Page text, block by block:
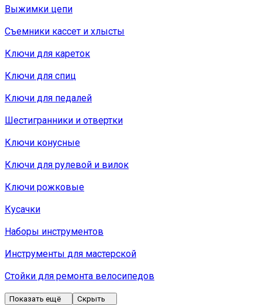
Выжимки цепи
Съемники кассет и хлысты
Ключи для кареток
Ключи для спиц
Ключи для педалей
Шестигранники и отвертки
Ключи конусные
Ключи для рулевой и вилок
Ключи рожковые
Кусачки
Наборы инструментов
Инструменты для мастерской
Стойки для ремонта велосипедов
Показать ещё Скрыть